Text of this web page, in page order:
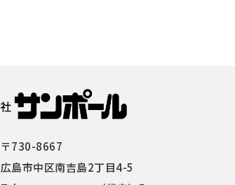
〒730-8667
広島市中区南吉島2丁目4-5